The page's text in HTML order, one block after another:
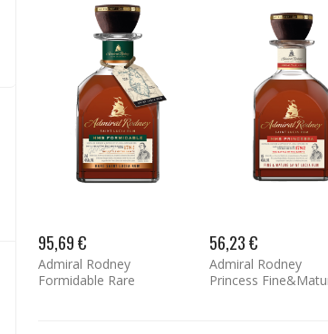
95,69 €
Admiral Rodney
Formidable Rare
56,23 €
Admiral Rodney
Princess